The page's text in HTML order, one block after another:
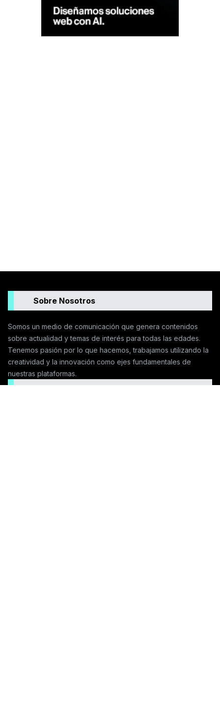
Sobre Nosotros
Somos un medio de comunicación que genera contenidos
sobre actualidad y temas de interés para todas las edades.
Tenemos pasión por lo que hacemos, trabajamos utilizando la
creatividad y la innovación como ejes fundamentales de
nuestras plataformas.